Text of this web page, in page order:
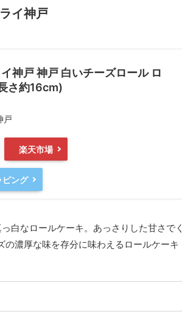
イ神戸
神戸 神戸 白いチーズロール ロ
さ約16cm)
戸
楽天市場
ング
白なロールケーキ。あっさりした甘さでく
濃厚な味を存分に味わえるロールケーキ